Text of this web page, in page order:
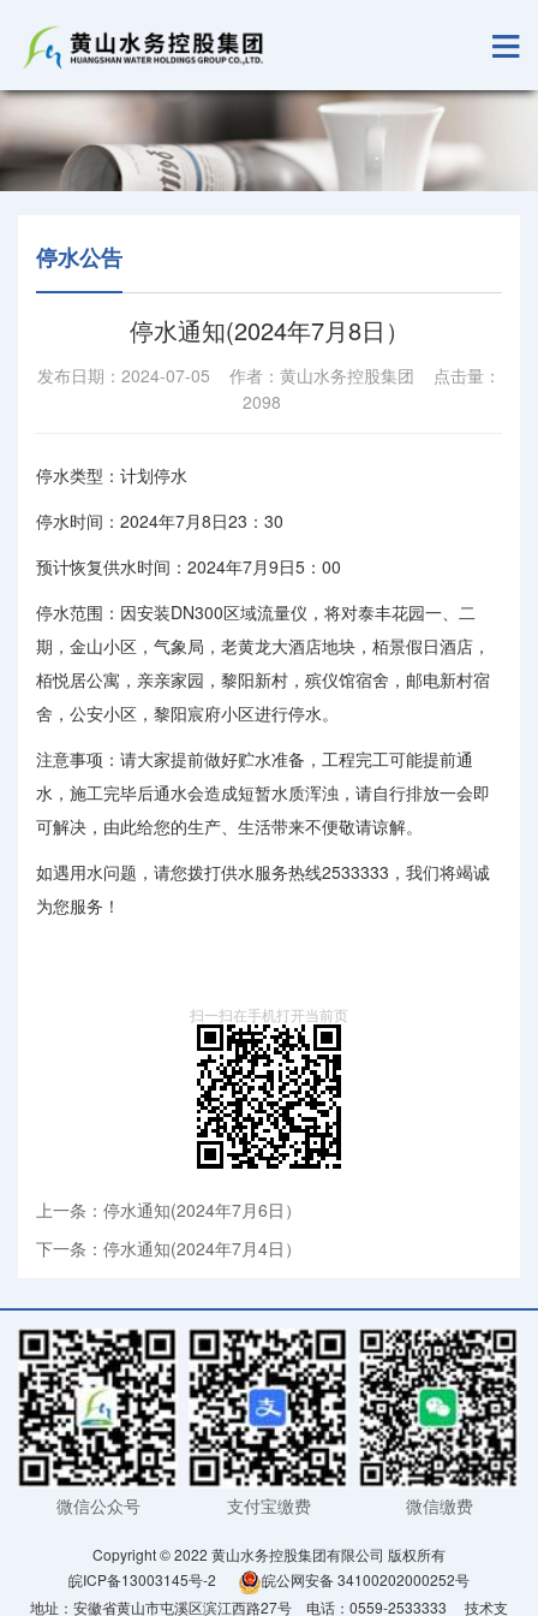
停水公告
停水通知(2024年7月8日）
发布日期：2024-07-05 作者：黄山水务控股集团 点击量：
2098
停水类型：计划停水
停水时间：2024年7月8日23：30
预计恢复供水时间：2024年7月9日5：00
停水范围：因安装DN300区域流量仪，将对泰丰花园一、二
期，金山小区，气象局，老黄龙大酒店地块，栢景假日酒店，
栢悦居公寓，亲亲家园，黎阳新村，殡仪馆宿舍，邮电新村宿
舍，公安小区，黎阳宸府小区进行停水。
注意事项：请大家提前做好贮水准备，工程完工可能提前通
水，施工完毕后通水会造成短暂水质浑浊，请自行排放一会即
可解决，由此给您的生产、生活带来不便敬请谅解。
如遇用水问题，请您拨打供水服务热线2533333，我们将竭诚
为您服务！
扫一扫在手机打开当前页
上一条：停水通知(2024年7月6日）
下一条：停水通知(2024年7月4日）
微信公众号 支付宝缴费 微信缴费
Copyright © 2022 黄山水务控股集团有限公司 版权所有
皖ICP备13003145号-2
皖公网安备 34100202000252号
地址：安徽省黄山市屯溪区滨江西路27号 电话：0559-2533333 技术支